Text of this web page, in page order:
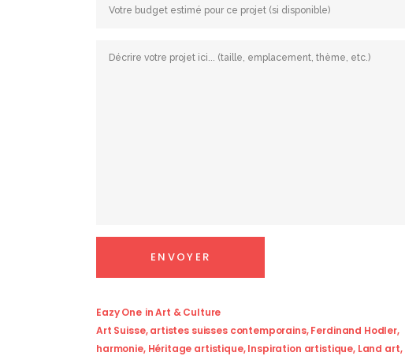
Eazy One inArt & Culture
Art Suisse,artistes suisses contemporains,Ferdinand Hodler,
harmonie, Héritage artistique,Inspiration artistique, Land art,